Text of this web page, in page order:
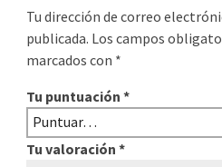
Tu dirección de correo
publicada. Los campos
marcados con *
Tu puntuación *
Tu valoración *